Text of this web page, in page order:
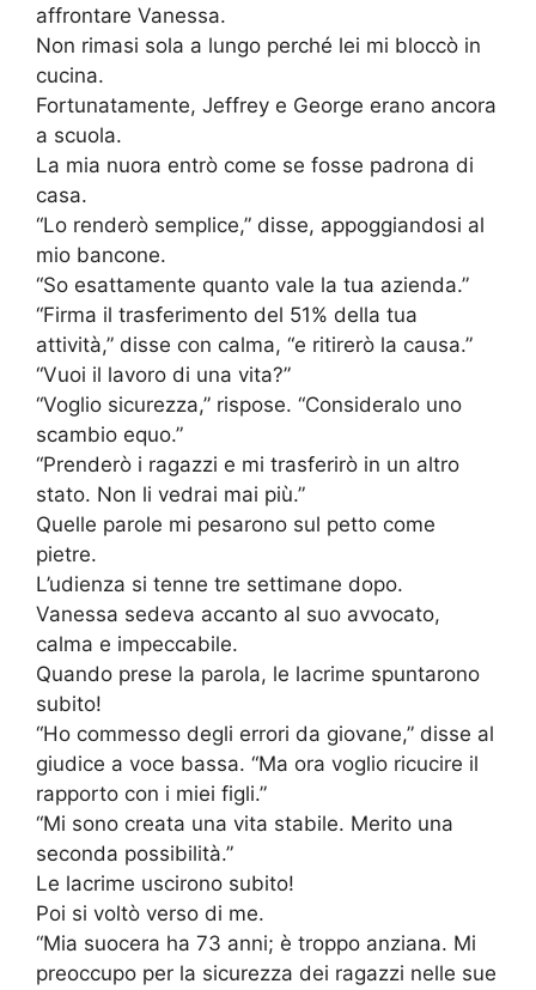
affrontare Vanessa.
Non rimasi sola a lungo perché lei mi bloccò in
cucina.
Fortunatamente, Jeffrey e George erano ancora
a scuola.
La mia nuora entrò come se fosse padrona di
casa.
“Lo renderò semplice,” disse, appoggiandosi al
mio bancone.
“So esattamente quanto vale la tua azienda.”
“Firma il trasferimento del 51% della tua
attività,” disse con calma, “e ritirerò la causa.”
“Vuoi il lavoro di una vita?”
“Voglio sicurezza,” rispose. “Consideralo uno
scambio equo.”
“Prenderò i ragazzi e mi trasferirò in un altro
stato. Non li vedrai mai più.”
Quelle parole mi pesarono sul petto come
pietre.
L’udienza si tenne tre settimane dopo.
Vanessa sedeva accanto al suo avvocato,
calma e impeccabile.
Quando prese la parola, le lacrime spuntarono
subito!
“Ho commesso degli errori da giovane,” disse al
giudice a voce bassa. “Ma ora voglio ricucire il
rapporto con i miei figli.”
“Mi sono creata una vita stabile. Merito una
seconda possibilità.”
Le lacrime uscirono subito!
Poi si voltò verso di me.
“Mia suocera ha 73 anni; è troppo anziana. Mi
preoccupo per la sicurezza dei ragazzi nelle sue